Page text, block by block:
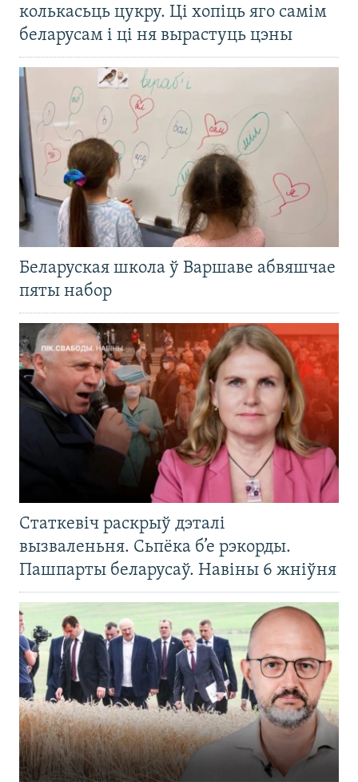
колькасьць цукру. Ці хопіць яго самім
беларусам і ці ня вырастуць цэны
Беларуская школа ў Варшаве абвяшчае
пяты набор
Статкевіч раскрыў дэталі
вызваленьня. Сьпёка б’е рэкорды.
Пашпарты беларусаў. Навіны 6 жніўня